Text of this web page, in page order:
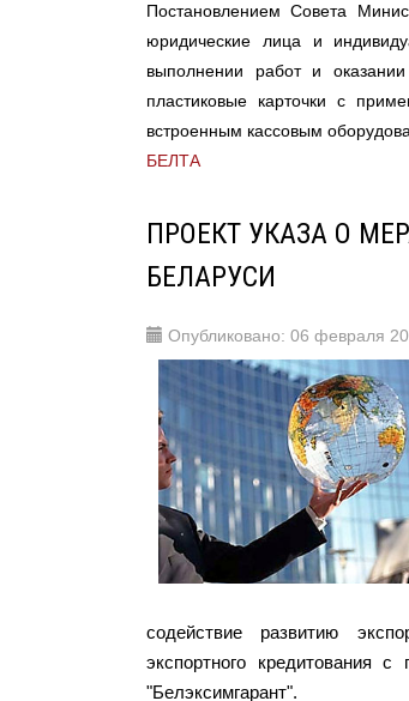
Постановлением Совета
юридические лица и
выполнении работ и
пластиковые карточки с
встроенным кассовым
БЕЛТА
ПРОЕКТ УКАЗА О
БЕЛАРУСИ
Опубликовано: 06 февраля
содействие развитию
экспортного кредитования
"Белэксимгарант".